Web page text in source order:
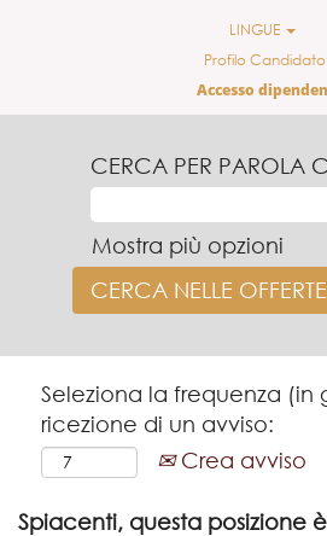
LINGUE
Profilo Candidato
Accesso
CERCA PER PAROLA
Mostra più opzioni
Seleziona la frequenza (in
ricezione di un avviso:
Crea avviso
Spiacenti, questa posizione